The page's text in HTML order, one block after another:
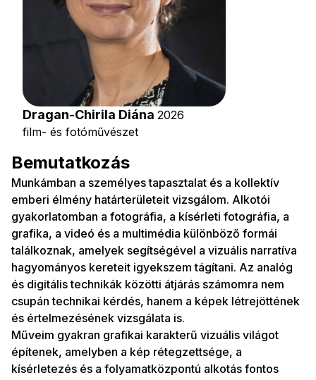
Dragan-Chirila Diána 2026
film- és fotóművészet
Bemutatkozás
Munkámban a személyes tapasztalat és a kollektív
emberi élmény határterületeit vizsgálom. Alkotói
gyakorlatomban a fotográfia, a kísérleti fotográfia, a
grafika, a videó és a multimédia különböző formái
találkoznak, amelyek segítségével a vizuális narratíva
hagyományos kereteit igyekszem tágítani. Az analóg
és digitális technikák közötti átjárás számomra nem
csupán technikai kérdés, hanem a képek létrejöttének
és értelmezésének vizsgálata is.
Műveim gyakran grafikai karakterű vizuális világot
építenek, amelyben a kép rétegzettsége, a
kísérletezés és a folyamatközpontú alkotás fontos